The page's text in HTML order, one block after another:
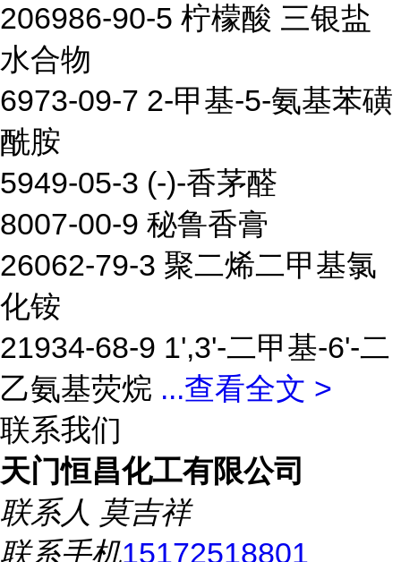
206986-90-5 柠檬酸 三银盐
水合物
6973-09-7 2-甲基-5-氨基苯磺
酰胺
5949-05-3 (-)-香茅醛
8007-00-9 秘鲁香膏
26062-79-3 聚二烯二甲基氯
化铵
21934-68-9 1',3'-二甲基-6'-二
乙氨基荧烷 ...查看全文 >
联系我们
天门恒昌化工有限公司
联系人 莫吉祥
联系手机15172518801